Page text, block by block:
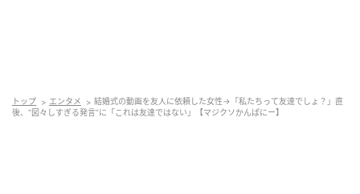
トップ エンタメ
結婚式の動画を友人に依頼した女性→「私たちって友達でしょ？」直
後、“図々しすぎる発言”に「これは友達ではない」【マジクソかんぱにー】